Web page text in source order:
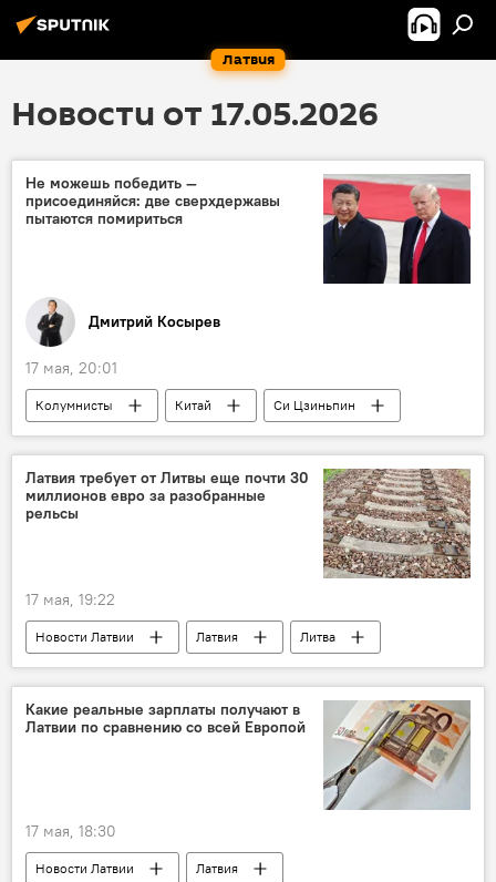
Латвия
Новости от 17.05.2026
Не можешь победить —
присоединяйся: две сверхдержавы
пытаются помириться
Дмитрий Косырев
17 мая, 20:01
Колумнисты Китай
Си Цзиньпин
США
Дональд Трамп встреча
Латвия требует от Литвы еще почти 30
миллионов евро за разобранные
рельсы
17 мая, 19:22
Новости Латвии Латвия Литва
Какие реальные зарплаты получают в
Латвии по сравнению со всей Европой
17 мая, 18:30
Новости Латвии
Латвия